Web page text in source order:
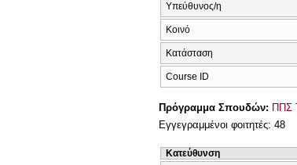
Υπεύθυνος/η
Κοινό
Κατάσταση
Course ID
Πρόγραμμα Σπουδών: ΠΠΣ
Εγγεγραμμένοι φοιτητές: 48
Κατεύθυνση